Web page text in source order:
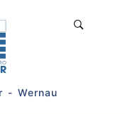
- Wernau